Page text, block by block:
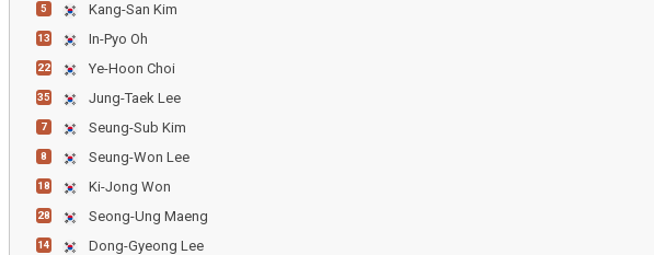
5 Kang-San Kim
13 In-Pyo Oh
22 Ye-Hoon Choi
35 Jung-Taek Lee
7 Seung-Sub Kim
8 Seung-Won Lee
18 Ki-Jong Won
28 Seong-Ung Maeng
14 Dong-Gyeong Lee